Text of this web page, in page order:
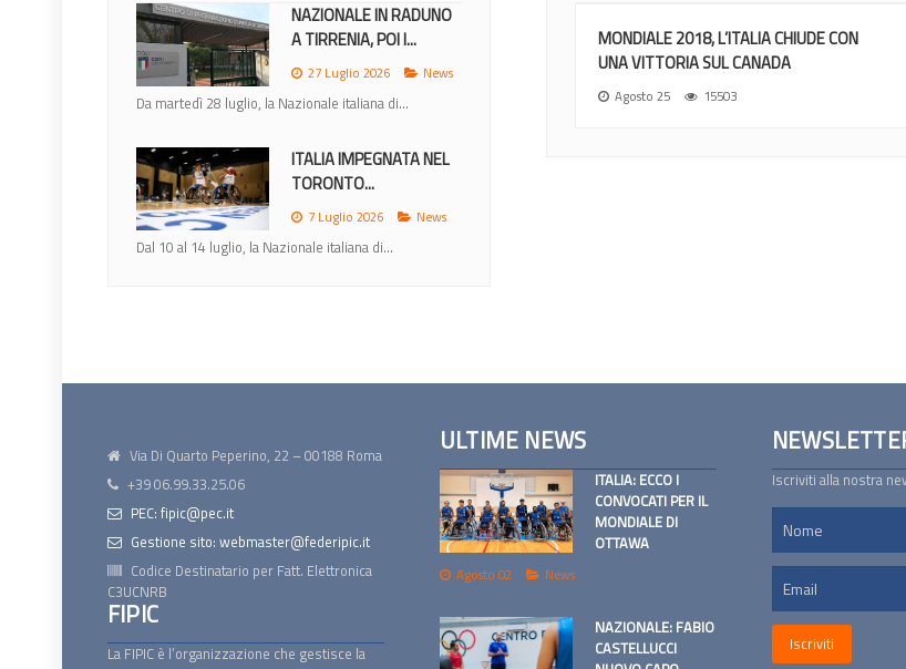
NAZIONALE IN RADUNO
A TIRRENIA, POI I...
27 Luglio 2026 News
Da martedì 28 luglio, la Nazionale italiana di...
ITALIA IMPEGNATA NEL
TORONTO...
7 Luglio 2026 News
Dal 10 al 14 luglio, la Nazionale italiana di...
MONDIALE 2018, L’ITALIA CHIUDE CON
UNA VITTORIA SUL CANADA
Agosto 25 15503
Via Di Quarto Peperino, 22 – 00188 Roma
+39 06.99.33.25.06
PEC: fipic@pec.it
Gestione sito: webmaster@federipic.it
Codice Destinatario per Fatt. Elettronica
C3UCNRB
FIPIC
La FIPIC è l’organizzazione che gestisce la
ULTIME NEWS
ITALIA: ECCO I
CONVOCATI PER IL
MONDIALE DI
OTTAWA
Agosto 02 News
NAZIONALE: FABIO
CASTELLUCCI
Iscriviti alla nostra